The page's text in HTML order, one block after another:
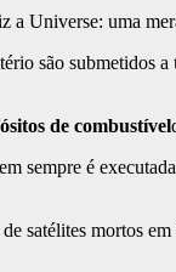
a Universe: uma
são submetidos a
de combustível
sempre é
de satélites mortos